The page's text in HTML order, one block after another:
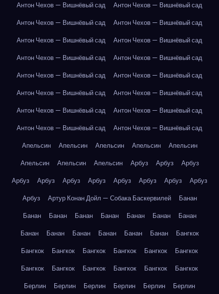
Антон Чехов — Вишнёвый сад
Антон Чехов — Вишнёвый сад
Антон Чехов — Вишнёвый сад
Антон Чехов — Вишнёвый сад
Антон Чехов — Вишнёвый сад
Антон Чехов — Вишнёвый сад
Антон Чехов — Вишнёвый сад
Антон Чехов — Вишнёвый сад
Антон Чехов — Вишнёвый сад
Антон Чехов — Вишнёвый сад
Антон Чехов — Вишнёвый сад
Антон Чехов — Вишнёвый сад
Антон Чехов — Вишнёвый сад
Антон Чехов — Вишнёвый сад
Антон Чехов — Вишнёвый сад
Антон Чехов — Вишнёвый сад
Апельсин
Апельсин Апельсин Апельсин
Апельсин
Апельсин
Апельсин Апельсин Арбуз Арбуз
Арбуз
Арбуз
Арбуз Арбуз Арбуз Арбуз Арбуз Арбуз
Арбуз
Арбуз
Артур Конан Дойл — Собака Баскервилей
Банан
Банан
Банан Банан Банан Банан Банан
Банан
Банан
Банан Банан Банан Банан Банан
Бангкок
Бангкок
Бангкок Бангкок Бангкок Бангкок
Бангкок
Бангкок
Бангкок Бангкок Бангкок Бангкок
Бангкок
Берлин
Берлин Берлин Берлин Берлин Берлин